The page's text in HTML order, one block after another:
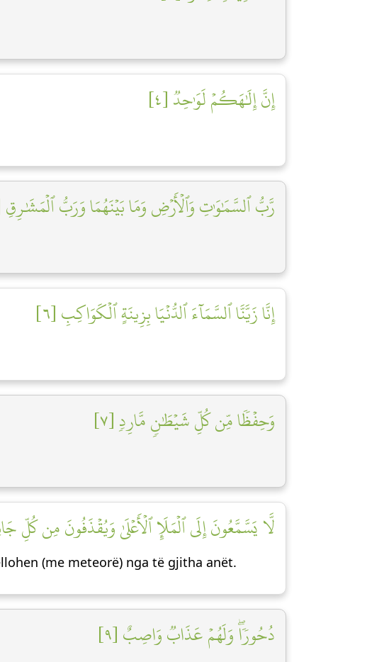
إِنَّ إِلَٰهَكُمۡ لَوَٰحِدٞ [٤]
رَّبُّ ٱلسَّمَٰوَٰتِ وَٱلۡأَرۡضِ وَمَا بَيۡنَهُمَا وَرَبُّ ٱلۡمَشَٰرِقِ
إِنَّا زَيَّنَّا ٱلسَّمَآءَ ٱلدُّنۡيَا بِزِينَةٍ ٱلۡكَوَاكِبِ [٦]
وَحِفۡظٗا مِّن كُلِّ شَيۡطَٰنٖ مَّارِدٖ [٧]
لَّا يَسَّمَّعُونَ إِلَى ٱلۡمَلَإِ ٱلۡأَعۡلَىٰ وَيُقۡذَفُونَ مِن كُلِّ
(me meteorë) nga të gjitha anët.
دُحُورٗاۖ وَلَهُمۡ عَذَابٞ وَاصِبٌ [٩]